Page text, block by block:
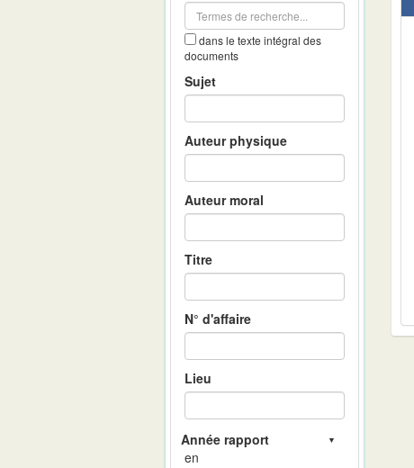
dans le texte intégral des
documents
Sujet
Auteur physique
Auteur moral
Titre
N° d'affaire
Lieu
en